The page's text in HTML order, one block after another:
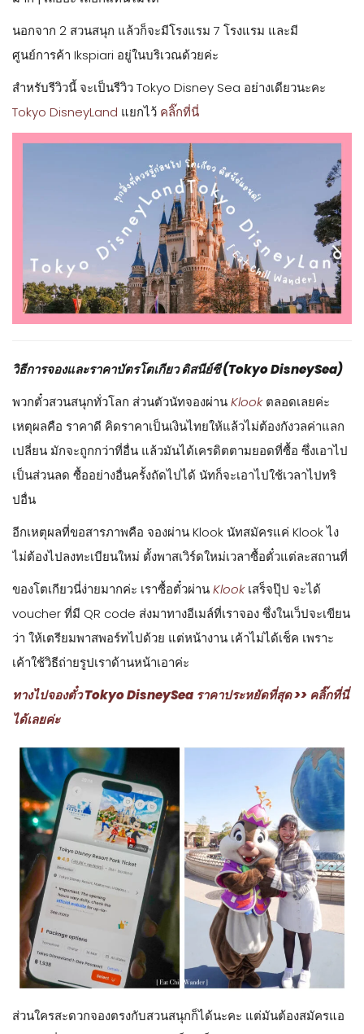
นอกจาก 2 สวนสนุก แล้วก็จะมีโรงแรม 7 โรงแรม และมี
ศูนย์การค้า Ikspiari อยู่ในบริเวณด้วยค่ะ
สำหรับรีวิวนี้ จะเป็นรีวิว Tokyo Disney Sea อย่างเดียวนะคะ
Tokyo DisneyLand แยกไว้ คลิ๊กที่นี่
วิธีการจองและราคาบัตรโตเกียว ดิสนีย์ซี (Tokyo DisneySea)
พวกตั๋วสวนสนุกทั่วโลก ส่วนตัวนัทจองผ่านKlookตลอดเลยค่ะ
เหตุผลคือ ราคาดี คิดราคาเป็นเงินไทยให้แล้วไม่ต้องกังวลค่าแลก
เปลี่ยน มักจะถูกกว่าที่อื่น แล้วมันได้เครดิตตามยอดที่ซื้อ ซึ่งเอาไป
เป็นส่วนลด ซื้ออย่างอื่นครั้งถัดไปได้ นัทก็จะเอาไปใช้เวลาไปทริ
ปอื่น
อีกเหตุผลที่ขอสารภาพคือ จองผ่าน Klook นัทสมัครแค่ Klook ไง
ไม่ต้องไปลงทะเบียนใหม่ ตั้งพาสเวิร์ดใหม่เวลาซื้อตั๋วแต่ละสถานที่
ของโตเกียวนี่ง่ายมากค่ะ เราซื้อตั๋วผ่านKlookเสร็จปุ๊ป จะได้
voucher ที่มี QR code ส่งมาทางอีเมล์ที่เราจอง ซึ่งในเว็ปจะเขียน
ว่า ให้เตรียมพาสพอร์ทไปด้วย แต่หน้างาน เค้าไม่ได้เช็ค เพราะ
เค้าใช้วิธีถ่ายรูปเราด้านหน้าเอาค่ะ
ทางไปจองตั๋ว Tokyo DisneySea ราคาประหยัดที่สุด >> คลิ๊กที่นี่
ได้เลยค่ะ
ส่วนใครสะดวกจองตรงกับสวนสนุกก็ได้นะคะ แต่มันต้องสมัครแอ